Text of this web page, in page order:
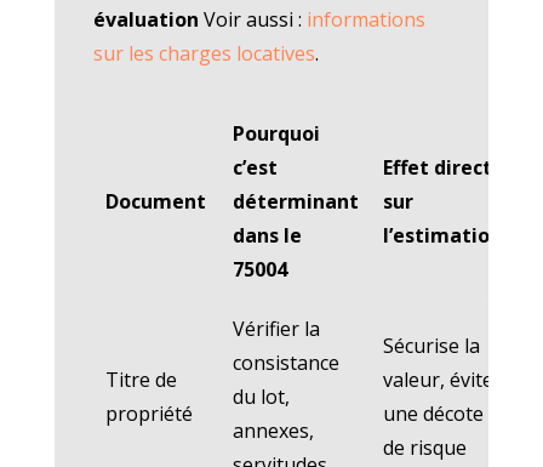
évaluation Voir aussi : informations
sur les charges locatives.
Document
Pourquoi
c’est
déterminant
dans le
75004
Effet direct
sur
l’estimation
Titre de
propriété
Vérifier la
consistance
du lot,
annexes,
Sécurise la
valeur, évite
une décote
de risque